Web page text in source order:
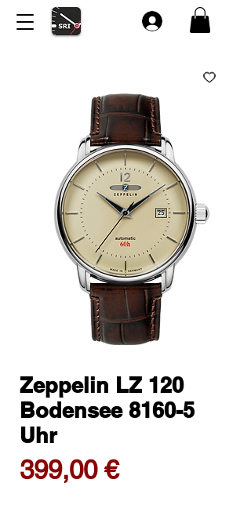
Zeppelin LZ 120
Bodensee 8160-5
Uhr
399,00 €Preis